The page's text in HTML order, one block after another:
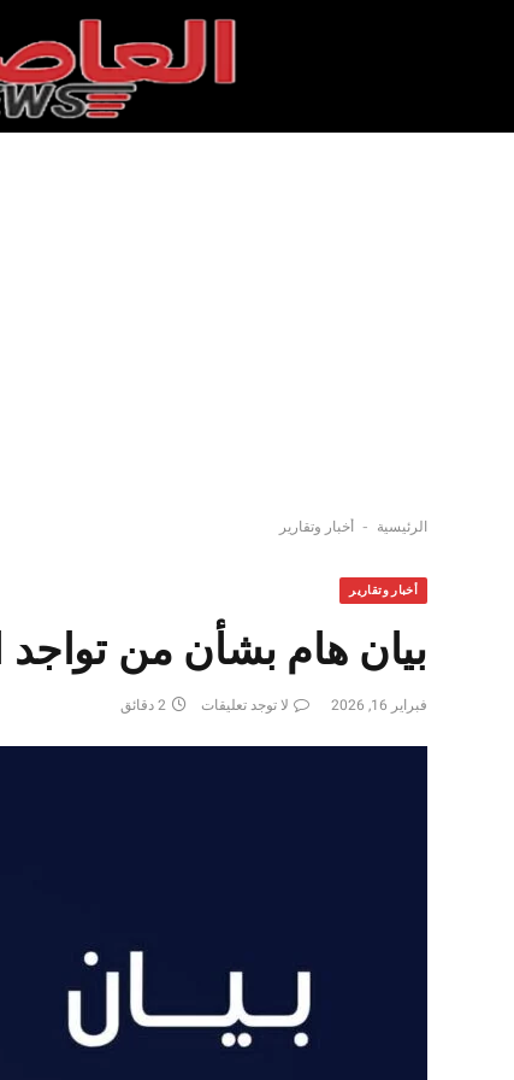
الرئيسية - أخبار وتقارير
أخبار وتقارير
بيان هام بشأن من تواجد
فبراير 16, 2026 لا توجد تعليقات 2 دقائق